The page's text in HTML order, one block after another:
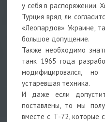
у себя в распоряжении.
Турция вряд ли
«Леопардов» Украине,
большое допущение.
Также необходимо
танк 1965 года
модифицировался,
устаревшая техника.
И даже если
поставлены, то мы
вместе с Т-72, которые